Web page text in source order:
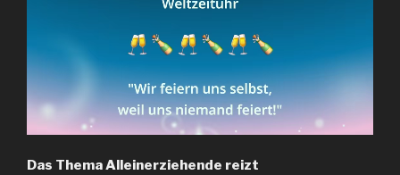
Das Thema Alleinerziehende reizt